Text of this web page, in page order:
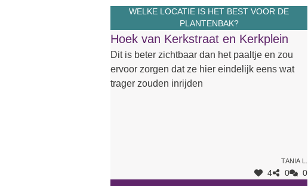
WELKE LOCATIE IS HET BEST VOOR DE
PLANTENBAK?
Hoek van Kerkstraat en Kerkplein
Dit is beter zichtbaar dan het paaltje en zou
ervoor zorgen dat ze hier eindelijk eens wat
trager zouden inrijden
Tania L.
4 0 0